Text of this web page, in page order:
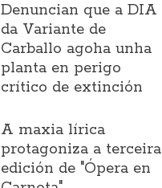
Denuncian que a DIA
da Variante de
Carballo agoha unha
planta en perigo
crítico de extinción
A maxia lírica
protagoniza a terceira
edición de "Ópera en